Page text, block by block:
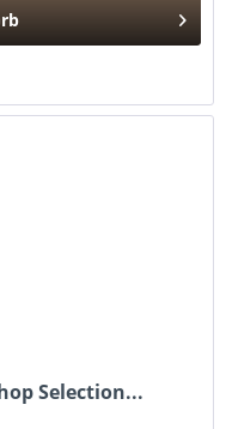
Selection...